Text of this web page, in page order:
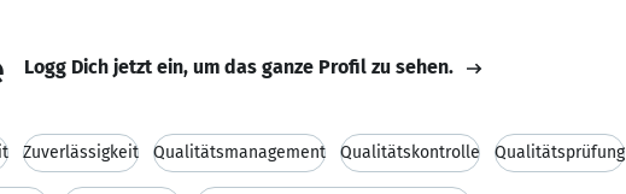
Logg Dich jetzt ein, um das ganze Profil zu sehen.
Zuverlässigkeit Qualitätsmanagement Qualitätskontrolle Qualitätsprüfung